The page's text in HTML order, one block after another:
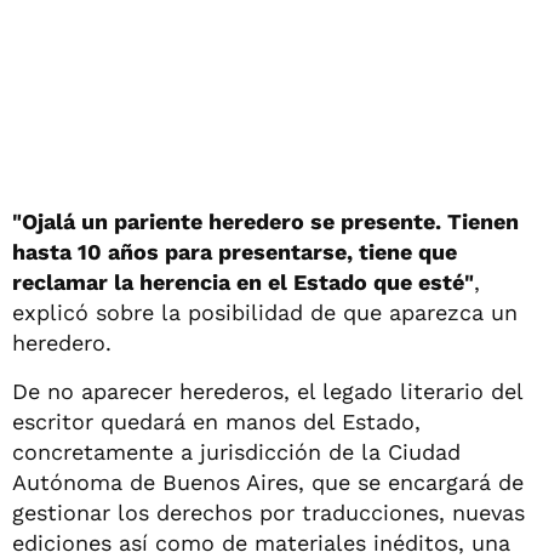
"Ojalá un pariente heredero se presente. Tienen
hasta 10 años para presentarse, tiene que
reclamar la herencia en el Estado que esté",
explicó sobre la posibilidad de que aparezca un
heredero.
De no aparecer herederos, el legado literario del
escritor quedará en manos del Estado,
concretamente a jurisdicción de la Ciudad
Autónoma de Buenos Aires, que se encargará de
gestionar los derechos por traducciones, nuevas
ediciones así como de materiales inéditos, una